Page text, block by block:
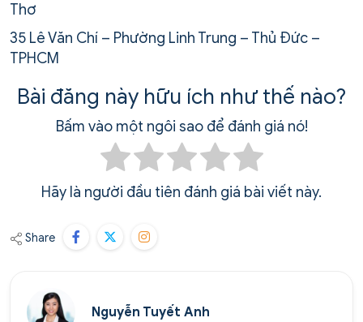
Thơ
35 Lê Văn Chí – Phường Linh Trung – Thủ Đức –
TPHCM
Bài đăng này hữu ích như thế nào?
Bấm vào một ngôi sao để đánh giá nó!
Hãy là người đầu tiên đánh giá bài viết này.
Share
Nguyễn Tuyết Anh